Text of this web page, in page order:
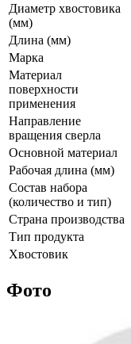
Диаметр хвостовика
(мм)
Длина (мм)
Марка
Материал
поверхности
применения
Направление
вращения сверла
Основной материал
Рабочая длина (мм)
Состав набора
(количество и тип)
Страна производства
Тип продукта
Хвостовик
Фото